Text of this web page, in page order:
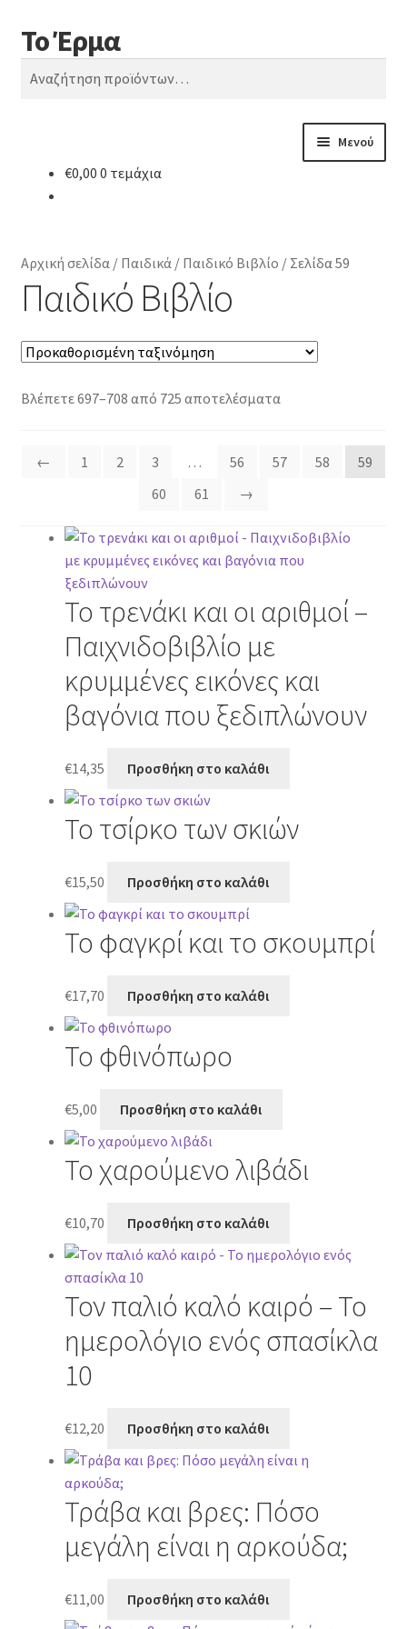
Απευθείας
μετάβαση
στην
Μετάβαση
σε
περιεχόμενο
Το Έρμα
Αναζήτηση
Αναζήτηση
Μενού
Κατηγορίες Βιβλίων
€0,00 0 τεμάχια
Αρχική σελίδα/ Παιδικά/ Παιδικό Βιβλίο / Σελίδα 59
Παιδικό Βιβλίο
Βλέπετε 697–708 από 725 αποτελέσματα
← 1 2 3 … 56 57 58
59
60
61 →
Το τρενάκι και οι αριθμοί –
Παιχνιδοβιβλίο με
κρυμμένες εικόνες και
βαγόνια που ξεδιπλώνουν
€14,35 Προσθήκη στο καλάθι
Το τσίρκο των σκιών
€15,50 Προσθήκη στο καλάθι
Το φαγκρί και το σκουμπρί
€17,70 Προσθήκη στο καλάθι
Το φθινόπωρο
€5,00 Προσθήκη στο καλάθι
Το χαρούμενο λιβάδι
€10,70 Προσθήκη στο καλάθι
Τον παλιό καλό καιρό – Το
ημερολόγιο ενός σπασίκλα
10
€12,20 Προσθήκη στο καλάθι
Τράβα και βρες: Πόσο
μεγάλη είναι η αρκούδα;
€11,00 Προσθήκη στο καλάθι